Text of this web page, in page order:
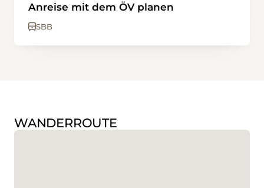
Anreise mit dem ÖV planen
SBB
WANDERROUTE